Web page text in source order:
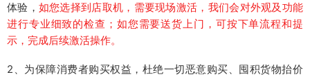
体验， 如您选择到店取机，需要现场激活，我们会对外观及功能
进行专业细致的检查；如您需要送货上门，可按下单流程和提
示，完成后续激活操作。
2、为保障消费者购买权益，杜绝一切恶意购买、囤积货物抬价